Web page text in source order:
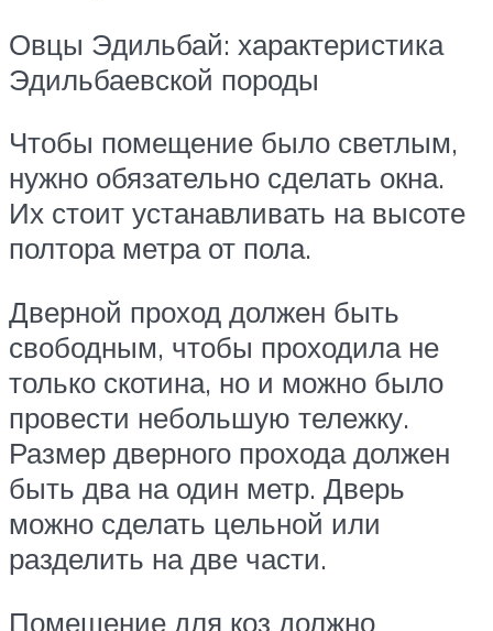
Овцы Эдильбай: характеристика
Эдильбаевской породы
Чтобы помещение было светлым,
нужно обязательно сделать окна.
Их стоит устанавливать на высоте
полтора метра от пола.
Дверной проход должен быть
свободным, чтобы проходила не
только скотина, но и можно было
провести небольшую тележку.
Размер дверного прохода должен
быть два на один метр. Дверь
можно сделать цельной или
разделить на две части.
Помещение для коз должно